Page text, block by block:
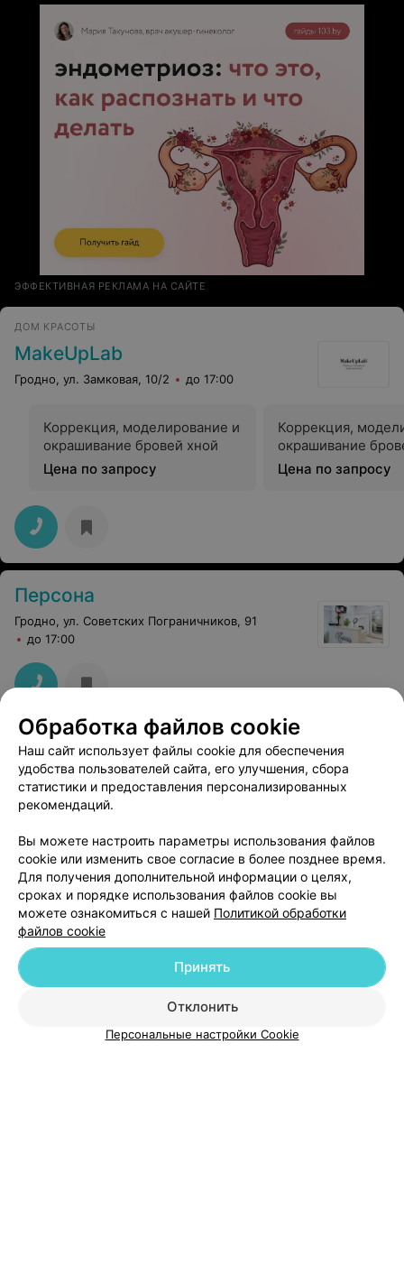
ЭФФЕКТИВНАЯ РЕКЛАМА НА САЙТЕ
ДОМ КРАСОТЫ
MakeUpLab
Гродно, ул. Замковая, 10/2 до 17:00
Коррекция, моделирование и
окрашивание бровей хной
Цена по запросу
Коррекция,
окрашивание
Цена по запросу
Персона
Гродно, ул. Советских Пограничников, 91
до 17:00
ЭФФЕКТИВНАЯ РЕКЛАМА НА САЙТЕ
Добавить компанию
Добавить специалиста
Обработка файлов cookie
Наш сайт использует файлы cookie для обеспечения
удобства пользователей сайта, его улучшения, сбора
статистики и предоставления персонализированных
рекомендаций.
Вы можете настроить параметры использования файлов
cookie или изменить свое согласие в более позднее время.
Для получения дополнительной информации о целях,
сроках и порядке использования файлов cookie вы
можете ознакомиться с нашей Политикой обработки
файлов cookie
Отклонить
Принять
Персональные настройки Cookie